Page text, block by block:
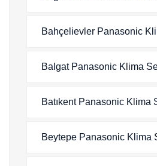
Bahçelievler Panasonic
Balgat Panasonic Klima
Batıkent Panasonic Klima
Beytepe Panasonic Klima